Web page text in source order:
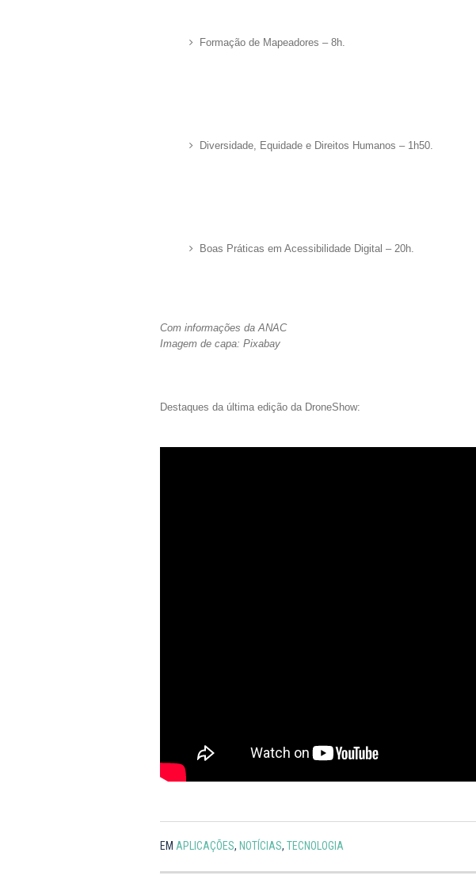
Formação de Mapeadores – 8h.
Diversidade, Equidade e Direitos Humanos – 1h50.
Boas Práticas em Acessibilidade Digital – 20h.
Com informações da ANAC
Imagem de capa: Pixabay
Destaques da última edição da DroneShow:
EM APLICAÇÕES, NOTÍCIAS, TECNOLOGIA